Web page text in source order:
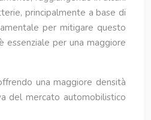
principalmente a base di
per mitigare questo
essenziale per una maggiore
una maggiore densità
del mercato automobilistico